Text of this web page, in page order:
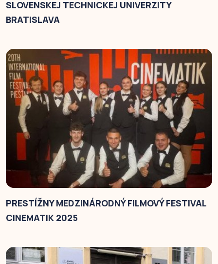
SLOVENSKEJ TECHNICKEJ UNIVERZITY
BRATISLAVA
PRESTÍŽNY MEDZINÁRODNÝ FILMOVÝ FESTIVAL
CINEMATIK 2025